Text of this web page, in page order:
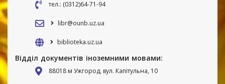
тел.: (0312)64-71-94
libr@ounb.uz.ua
biblioteka.uz.ua
Відділ документів іноземними мовами:
88018 м Ужгород, вул. Капітульна, 10